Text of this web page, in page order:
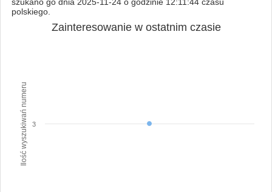
polskiego.
Ilość wyszukiwań numeru
Zainteresowanie w ostatnim czasie
3